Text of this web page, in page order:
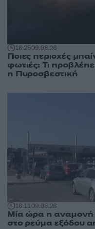
16:2509.08.26
Ποιες περιοχές
φωτιές: Τι
η Πυροσβεστική
16:1109.08.26
Μία ώρα η
στο ρεύμα εξόδου